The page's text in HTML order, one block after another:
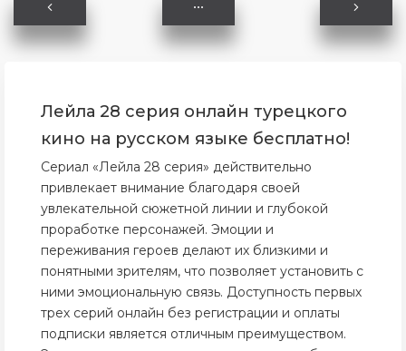
Лейла 28 серия онлайн турецкого
кино на русском языке бесплатно!
Сериал «Лейла 28 серия» действительно
привлекает внимание благодаря своей
увлекательной сюжетной линии и глубокой
проработке персонажей. Эмоции и
переживания героев делают их близкими и
понятными зрителям, что позволяет установить с
ними эмоциональную связь. Доступность первых
трех серий онлайн без регистрации и оплаты
подписки является отличным преимуществом.